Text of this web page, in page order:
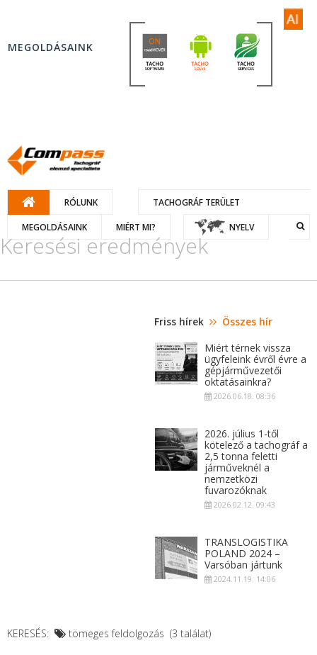
MEGOLDÁSAINK
RÓLUNK TACHOGRÁF TERÜLET
MEGOLDÁSAINK MIÉRT MI? NYELV
Keresési eredmények
Friss hírek
Összes hír
Miért térnek vissza
ügyfeleink évről évre a
gépjárművezetői
oktatásainkra?
2026.06.18. 08:36
2026. július 1-től
kötelező a tachográf a
2,5 tonna feletti
járműveknél a
nemzetközi
fuvarozóknak
2026.02.12. 09:43
TRANSLOGISTIKA
POLAND 2024 –
Varsóban jártunk
2024.11.19. 14:06
KERESÉS: tömeges feldolgozás (3 találat)